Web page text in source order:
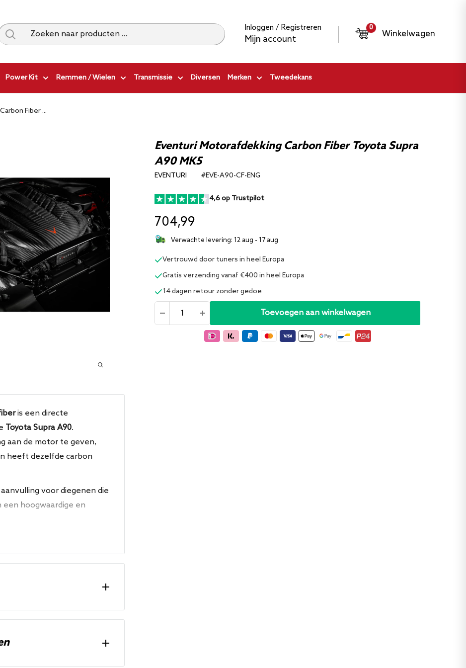
Inloggen / Registreren
Mijn account
0
Winkelwagen
Power Kit Remmen / Wielen Transmissie Diversen Merken Tweedekans
Fiber ...
Eventuri Motorafdekking Carbon Fiber Toyota Supra
A90 MK5
EVENTURI #EVE-A90-CF-ENG
4,6 op Trustpilot
704,99
Verwachte levering: 12 aug - 17 aug
Vertrouwd door tuners in heel Europa
Gratis verzending vanaf €400 in heel Europa
14 dagen retour zonder gedoe
Toevoegen aan winkelwagen
is een directe
Toyota Supra A90.
aan de motor te geven,
heeft dezelfde carbon
voor diegenen die
een hoogwaardige en
Uitvoering